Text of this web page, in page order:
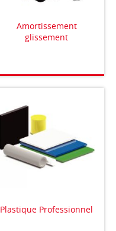
Amortissement
glissement
Plastique Professionnel